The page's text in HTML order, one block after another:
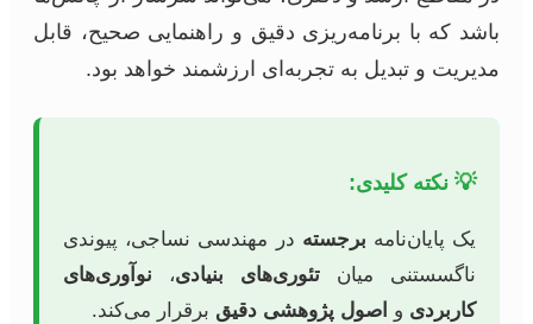
باشد که با برنامه‌ریزی دقیق و راهنمایی صحیح، قابل
مدیریت و تبدیل به تجربه‌ای ارزشمند خواهد بود.
💡 نکته کلیدی:
یک پایان‌نامه برجسته در مهندسی نساجی، پیوندی
ناگسستنی میان تئوری‌های بنیادی، نوآوری‌های
کاربردی و اصول پژوهشی دقیق برقرار می‌کند.